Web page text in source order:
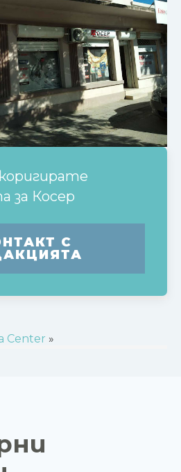
за Косер
С
Center »